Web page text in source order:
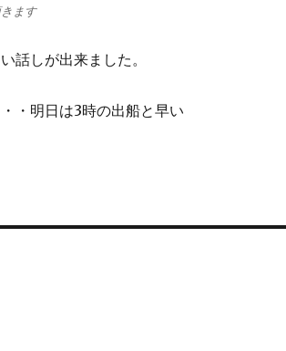
ます
話しが出来ました。
・明日は3時の出船と早い